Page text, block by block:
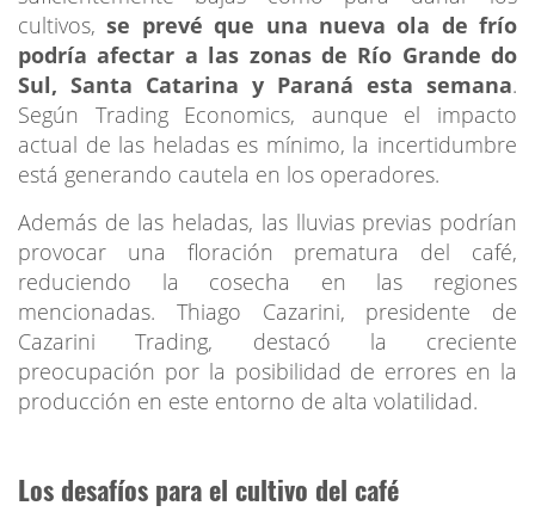
cultivos, se prevé que una nueva ola de frío
podría afectar a las zonas de Río Grande do
Sul, Santa Catarina y Paraná esta semana.
Según Trading Economics, aunque el impacto
actual de las heladas es mínimo, la incertidumbre
está generando cautela en los operadores.
Además de las heladas, las lluvias previas podrían
provocar una floración prematura del café,
reduciendo la cosecha en las regiones
mencionadas. Thiago Cazarini, presidente de
Cazarini Trading, destacó la creciente
preocupación por la posibilidad de errores en la
producción en este entorno de alta volatilidad.
Los desafíos para el cultivo del café